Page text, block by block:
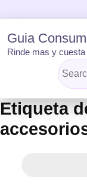
to
content
Guia
Rinde mas y
Etiqueta